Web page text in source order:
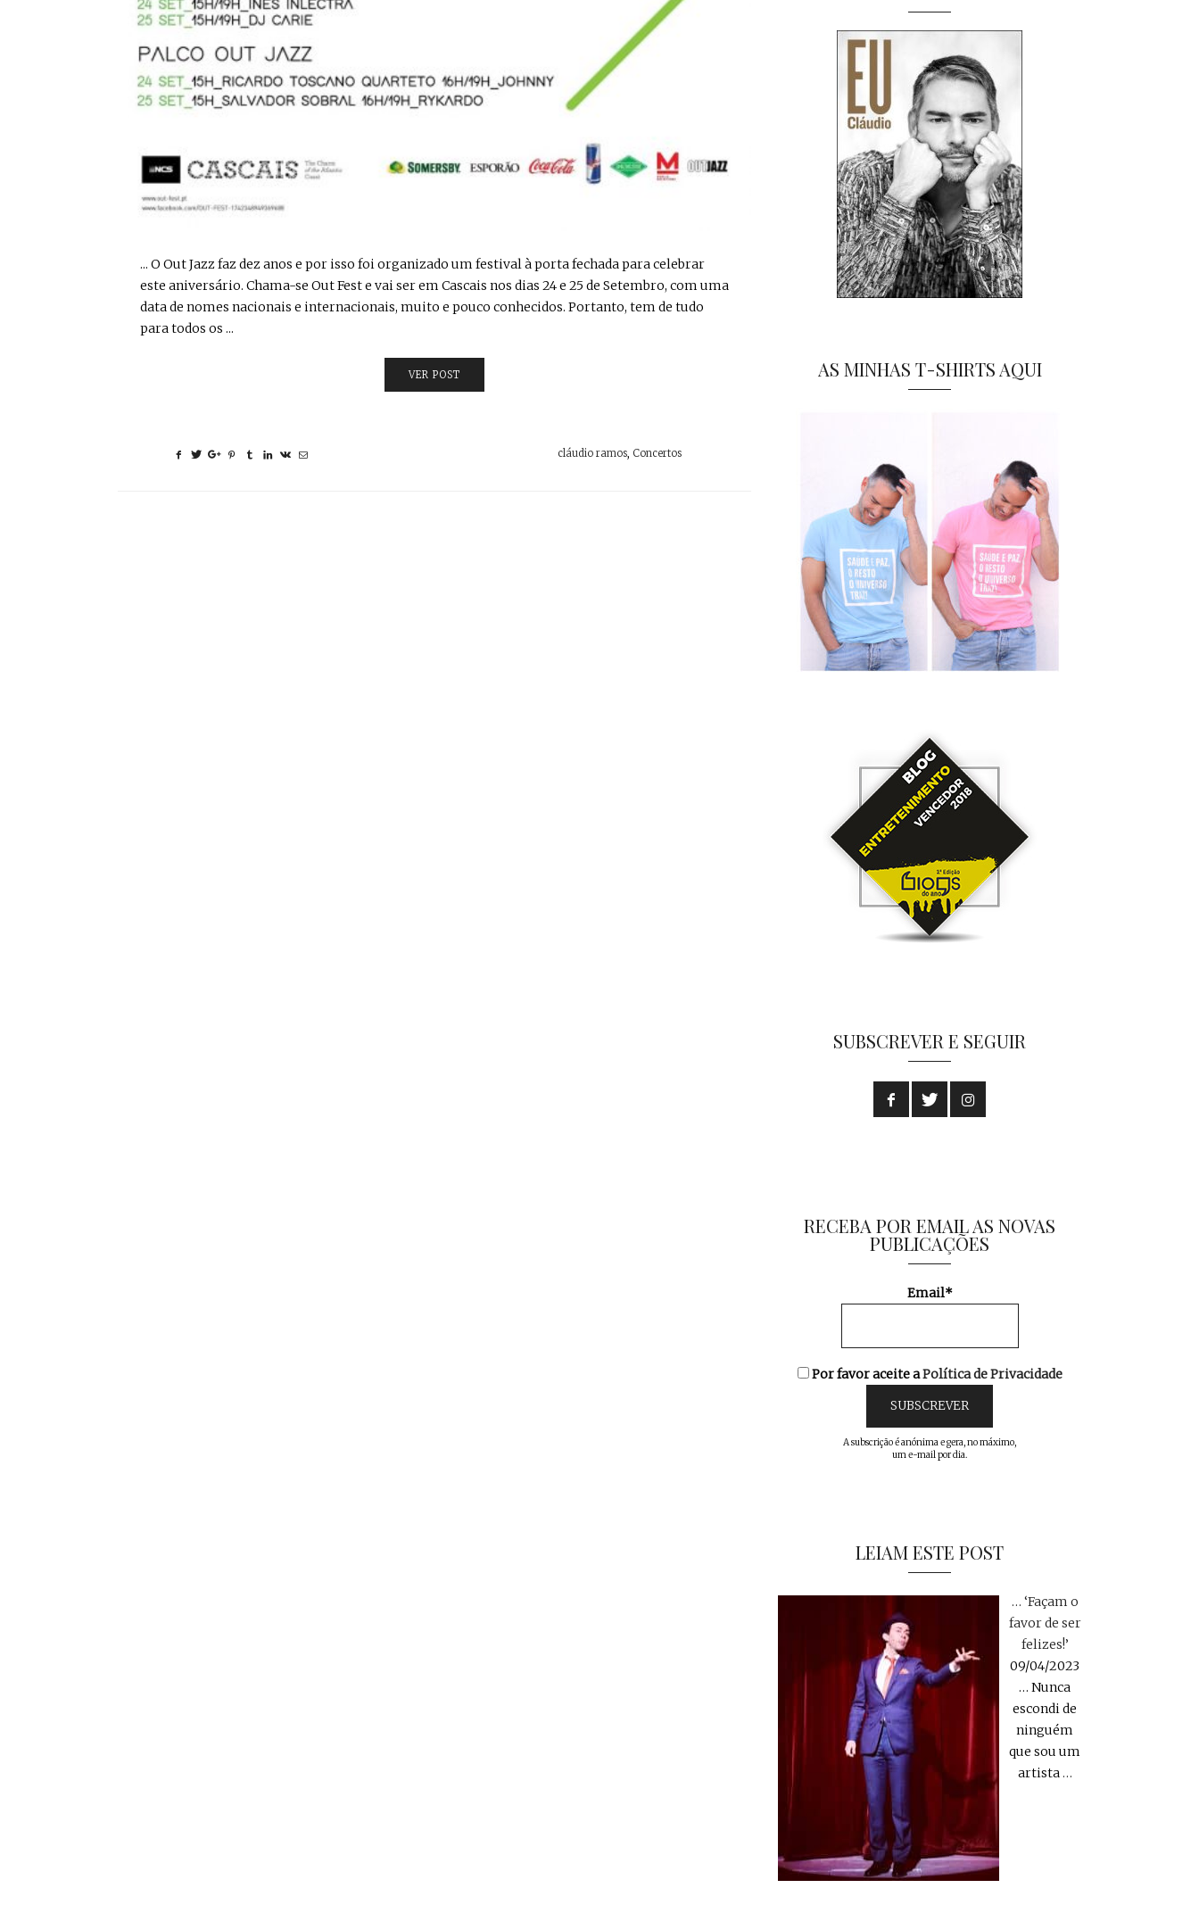
... O Out Jazz faz dez anos e por isso foi organizado um festival à porta fechada para celebrar
este aniversário. Chama-se Out Fest e vai ser em Cascais nos dias 24 e 25 de Setembro, com uma
data de nomes nacionais e internacionais, muito e pouco conhecidos. Portanto, tem de tudo
para todos os ...
VER POST
cláudio ramos, Concertos
AS MINHAS T-SHIRTS AQUI
SUBSCREVER E SEGUIR
RECEBA POR EMAIL AS NOVAS
PUBLICAÇÕES
Email*
Por favor aceite aPolítica de Privacidade
A subscrição é anónima e gera, no máximo,
um e-mail por dia.
LEIAM ESTE POST
… ‘Façam o
favor de ser
felizes!’
09/04/2023
… Nunca
escondi de
ninguém
que sou um
artista…